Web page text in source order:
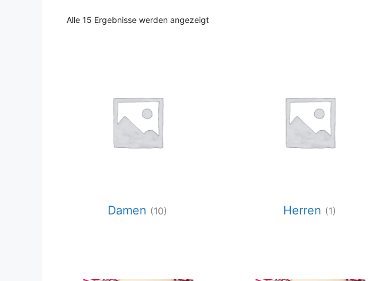
Alle 15 Ergebnisse werden angezeigtNach
Damen (10) Herren (1)